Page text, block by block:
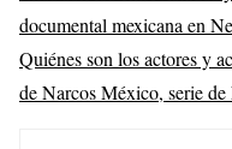
documental mexicana en
Quiénes son los actores y
de Narcos México, serie